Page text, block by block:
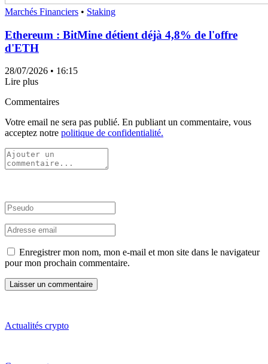
Marchés Financiers • Staking
Ethereum : BitMine détient déjà 4,8% de l'offre
d'ETH
28/07/2026 • 16:15
Lire plus
Commentaires
Votre email ne sera pas publié. En publiant un commentaire, vous
acceptez notre politique de confidentialité.
Enregistrer mon nom, mon e-mail et mon site dans le navigateur
pour mon prochain commentaire.
Actualités crypto